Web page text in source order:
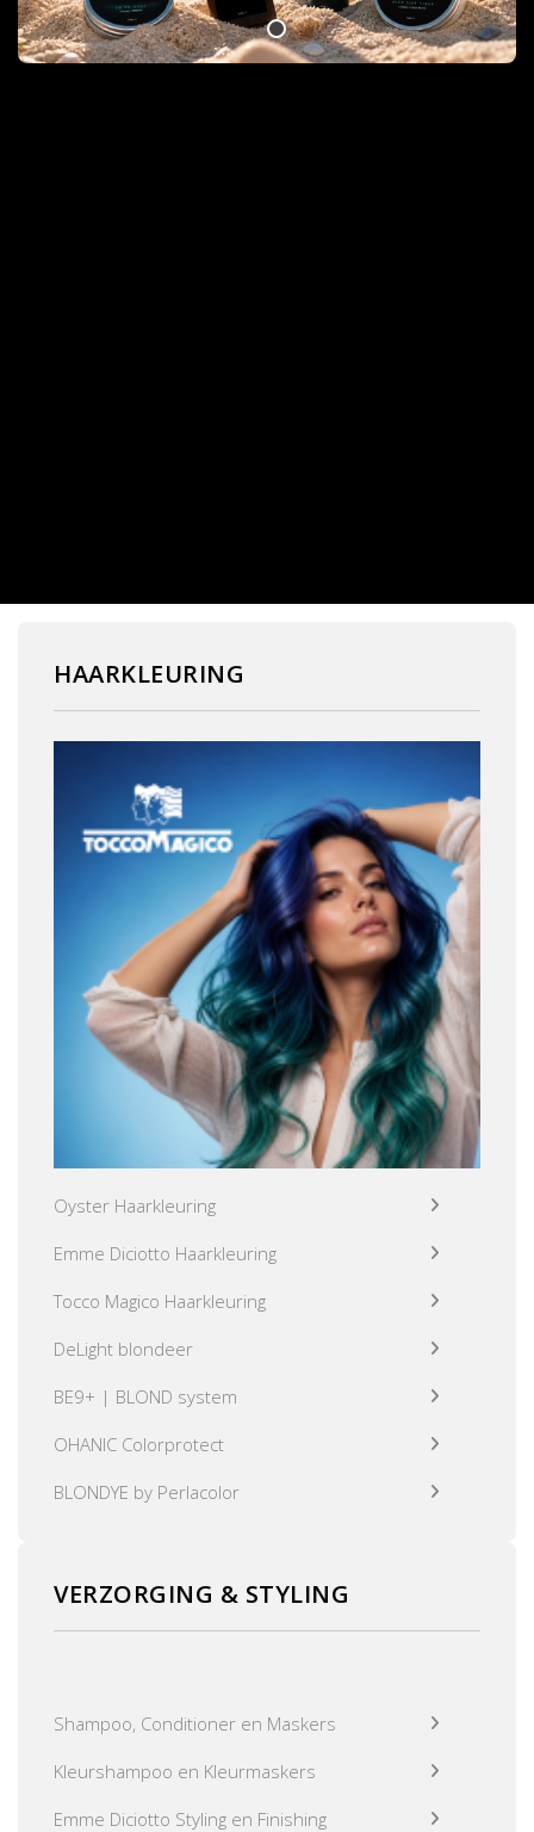
HAARKLEURING
Oyster Haarkleuring
Emme Diciotto Haarkleuring
Tocco Magico Haarkleuring
DeLight blondeer
BE9+ | BLOND system
OHANIC Colorprotect
BLONDYE by Perlacolor
VERZORGING & STYLING
Shampoo, Conditioner en Maskers
Kleurshampoo en Kleurmaskers
Emme Diciotto Styling en Finishing